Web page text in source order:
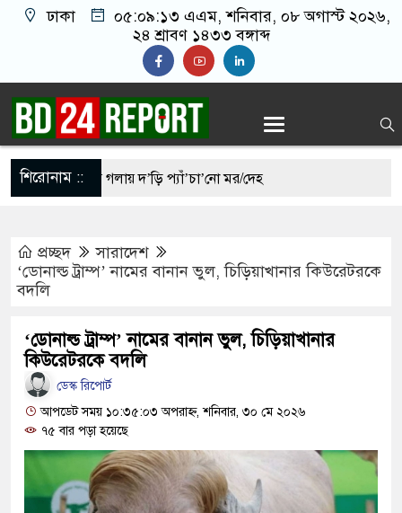
ঢাকা ০৫:০৯:১৪ এএম, শনিবার, ০৮ অগাস্ট ২০২৬,
২৪ শ্রাবণ ১৪৩৩ বঙ্গাব্দ
শিরোনাম ::
নেতার গলায় দ’ড়ি প্যাঁ’চা’নো মর/দেহ
বরণে প্রস্তুত চট্টগ্রাম, উজ্জীবিত নেতাকর্মীরা
বিমান হামলা করে কাবু করা সম্ভব নয়: ট্রাম্পের শীর্ষ
তুরস্কের প্রতিরক্ষা চুক্তি, হামলায় জবাব দেবে তিন
দশমিক ৩ টন কাঁদুনে গ্যাস আমদানি
বড় হবে: ছেলেকে নিয়ে রোনালদোর বড় আশা
প্রচ্ছদ
সারাদেশ
‘ডোনাল্ড ট্রাম্প’ নামের বানান ভুল, চিড়িয়াখানার কিউরেটরকে
বদলি
‘ডোনাল্ড ট্রাম্প’ নামের বানান ভুল, চিড়িয়াখানার
কিউরেটরকে বদলি
ডেস্ক রিপোর্ট
আপডেট সময় ১০:৩৫:০৩ অপরাহ্ন, শনিবার, ৩০ মে ২০২৬
৭৫ বার পড়া হয়েছে